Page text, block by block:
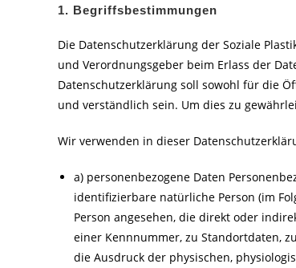
1. Begriffsbestimmungen
Die Datenschutzerklärung der Soziale
und Verordnungsgeber beim Erlass der
Datenschutzerklärung soll sowohl für die
und verständlich sein. Um dies zu
Wir verwenden in dieser
a) personenbezogene Daten
identifizierbare natürliche Person (im
Person angesehen, die direkt oder
einer Kennnummer, zu Standortdaten,
die Ausdruck der physischen,